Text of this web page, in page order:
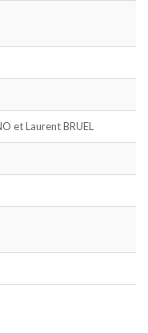
et Laurent BRUEL